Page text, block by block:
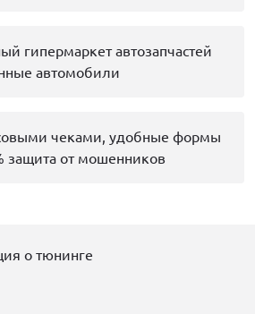
гипермаркет автозапчастей
автомобили
чеками, удобные формы
защита от мошенников
о тюнинге